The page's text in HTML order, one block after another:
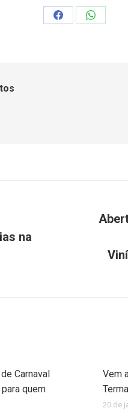
Compartilhar
na
post:
Carnaval
quem
Vem
20 de